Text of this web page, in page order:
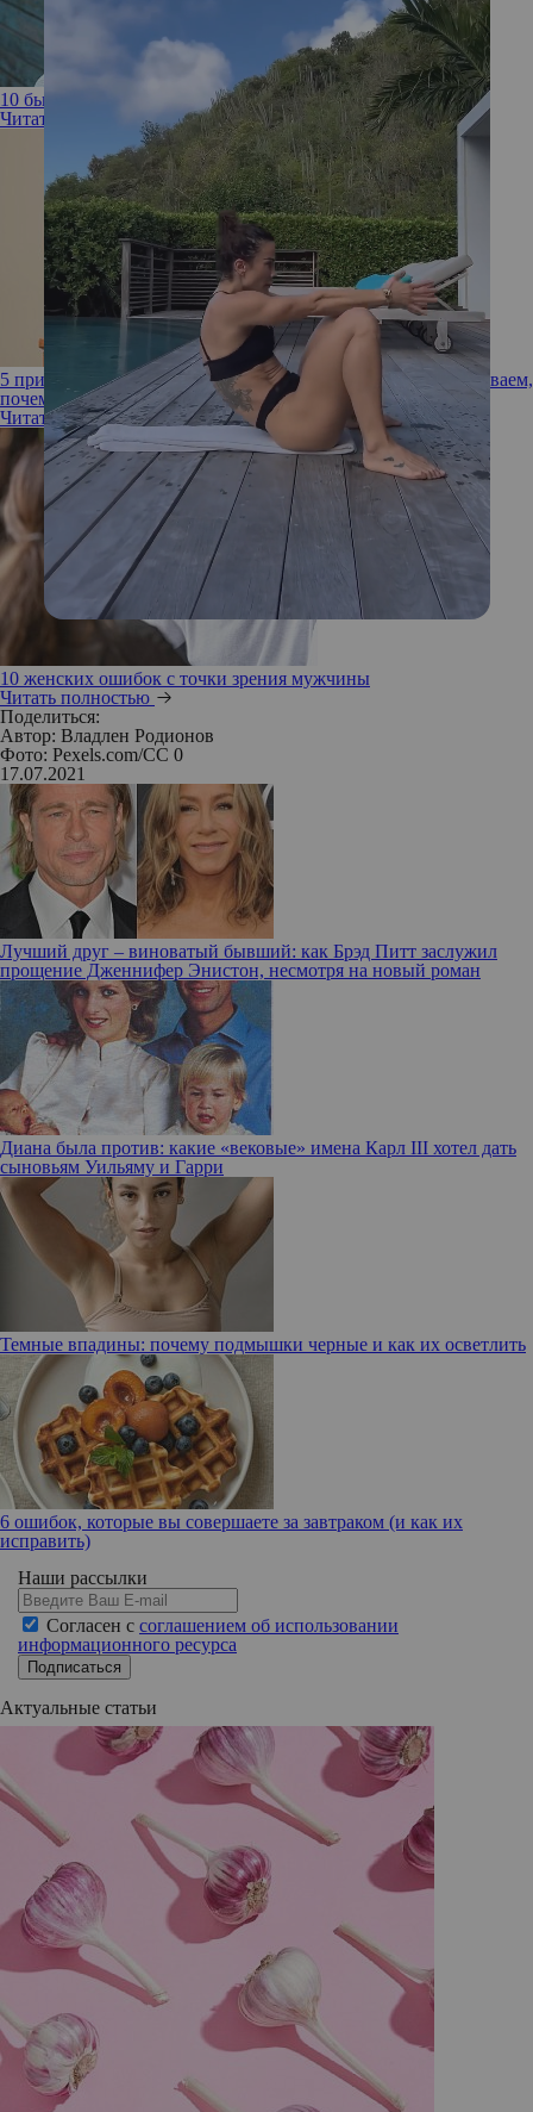
10 бьюти-приемов, от которых мужчины без ума
Читать полностью
5 принципов, которыми жертвуют ради мужчины: рассказываем,
почему не стоит этого делать
Читать полностью
10 женских ошибок с точки зрения мужчины
Читать полностью
Поделиться:
Автор: Владлен Родионов
Фото: Pexels.com/CC 0
17.07.2021
Лучший друг – виноватый бывший: как Брэд Питт заслужил
прощение Дженнифер Энистон, несмотря на новый роман
Диана была против: какие «вековые» имена Карл III хотел дать
сыновьям Уильяму и Гарри
Темные впадины: почему подмышки черные и как их осветлить
6 ошибок, которые вы совершаете за завтраком (и как их
исправить)
Наши рассылки
Согласен с соглашением об использовании
информационного ресурса
Подписаться
Актуальные статьи